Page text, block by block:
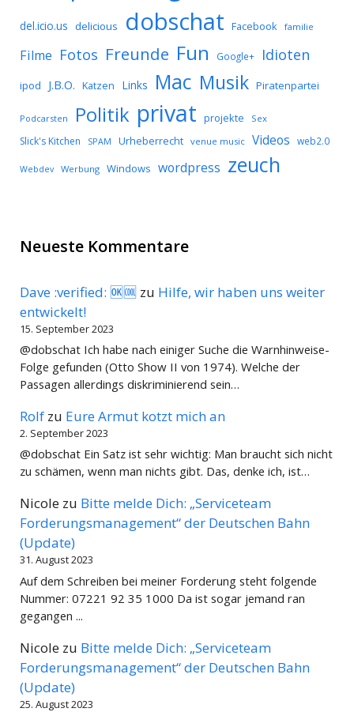
del.icio.us delicious dobschat Facebook familie
Filme Fotos Freunde Fun Google+ Idioten
ipod J.B.O. Katzen Links Mac Musik Piratenpartei
Podcarsten Politik privat projekte Sex
Slick's Kitchen SPAM Urheberrecht venue music Videos web2.0
Webdev Werbung Windows wordpress zeuch
Neueste Kommentare
Dave :verified: 🆗🆒 zu Hilfe, wir haben uns weiter
entwickelt!
15. September 2023
@dobschat Ich habe nach einiger Suche die Warnhinweise-
Folge gefunden (Otto Show II von 1974). Welche der
Passagen allerdings diskriminierend sein…
Rolf zu Eure Armut kotzt mich an
2. September 2023
@dobschat Ein Satz ist sehr wichtig: Man braucht sich nicht
zu schämen, wenn man nichts gibt. Das, denke ich, ist…
Nicole zu Bitte melde Dich: „Serviceteam
Forderungsmanagement“ der Deutschen Bahn
(Update)
31. August 2023
Auf dem Schreiben bei meiner Forderung steht folgende
Nummer: 07221 92 35 1000 Da ist sogar jemand ran
gegangen ...
Nicole zu Bitte melde Dich: „Serviceteam
Forderungsmanagement“ der Deutschen Bahn
(Update)
25. August 2023